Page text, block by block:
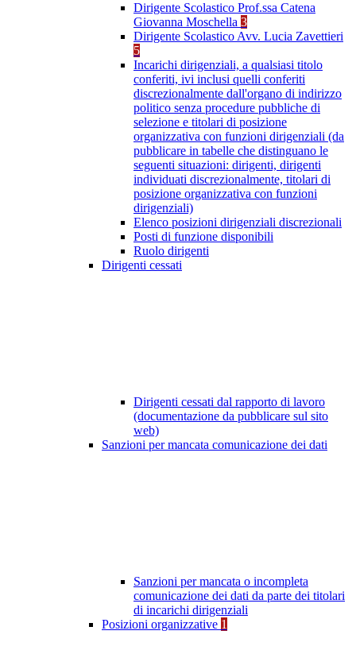
Dirigente Scolastico Prof.ssa Catena
Giovanna Moschella 3
Dirigente Scolastico Avv. Lucia Zavettieri
5
Incarichi dirigenziali, a qualsiasi titolo
conferiti, ivi inclusi quelli conferiti
discrezionalmente dall'organo di indirizzo
politico senza procedure pubbliche di
selezione e titolari di posizione
organizzativa con funzioni dirigenziali (da
pubblicare in tabelle che distinguano le
seguenti situazioni: dirigenti, dirigenti
individuati discrezionalmente, titolari di
posizione organizzativa con funzioni
dirigenziali)
Elenco posizioni dirigenziali discrezionali
Posti di funzione disponibili
Ruolo dirigenti
Dirigenti cessati
Dirigenti cessati dal rapporto di lavoro
(documentazione da pubblicare sul sito
web)
Sanzioni per mancata comunicazione dei dati
Sanzioni per mancata o incompleta
comunicazione dei dati da parte dei titolari
di incarichi dirigenziali
Posizioni organizzative 1